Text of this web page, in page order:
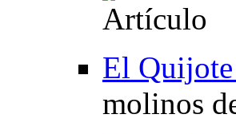
El
molinos